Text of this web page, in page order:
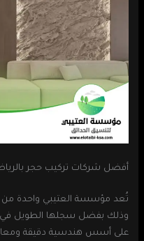
أفضل شركات تركيب حجر
تُعد مؤسسة العتيبي واحدة
وذلك بفضل سجلها الطويل في
على أسس هندسية دقيقة